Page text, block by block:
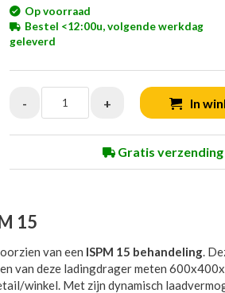
Op voorraad
Bestel <12:00u, volgende werkdag
geleverd
- + In
Gratis verzending
15
van een ISPM 15 behandeling.
van deze ladingdrager meten
winkel. Met zijn dynamisch